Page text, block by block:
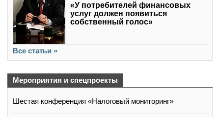
«У потребителей финансовых
услуг должен появиться
собственный голос»
Все статьи »
Мероприятия и спецпроекты
Шестая конференция «Налоговый мониторинг»